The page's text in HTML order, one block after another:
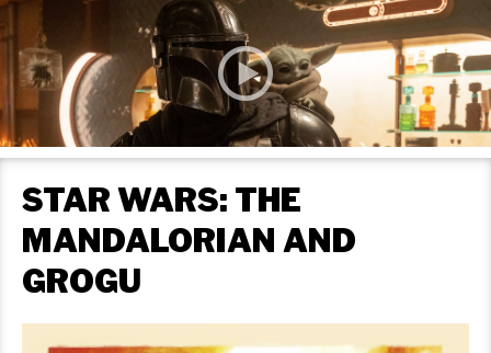
STAR WARS: THE
MANDALORIAN AND
GROGU